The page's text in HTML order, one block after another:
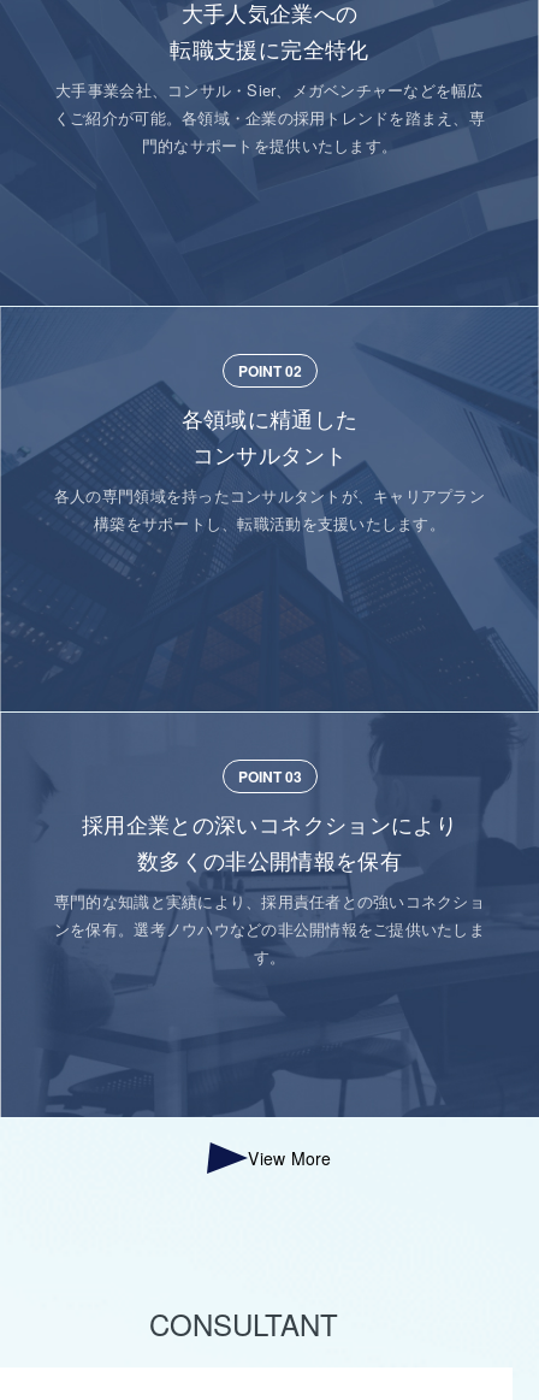
大手人気企業への
転職支援に完全特化
大手事業会社、コンサル・Sier、メガベンチャーなどを幅広
くご紹介が可能。各領域・企業の採用トレンドを踏まえ、専
門的なサポートを提供いたします。
POINT 02
各領域に精通した
コンサルタント
各人の専門領域を持ったコンサルタントが、キャリアプラン
構築をサポートし、転職活動を支援いたします。
POINT 03
採用企業との深いコネクションにより
数多くの非公開情報を保有
専門的な知識と実績により、採用責任者との強いコネクショ
ンを保有。選考ノウハウなどの非公開情報をご提供いたしま
す。
View More
CONSULTANT